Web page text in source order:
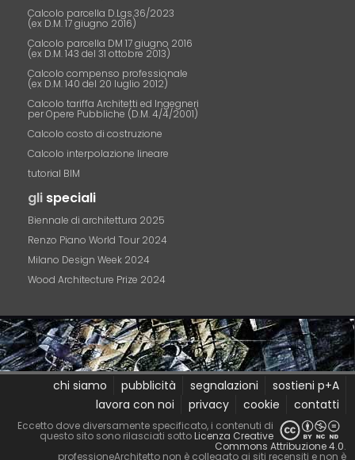
Calcolo parcella D.Lgs.36/2023
(ex D.M. 17 giugno 2016)
Calcolo parcella DM 17 giugno 2016
(ex D.M. 143 del 31 ottobre 2013)
Calcolo compenso professionale
(ex D.M. 140 del 20 luglio 2012)
Calcolo tariffa Architetti ed Ingegneri
per Opere Pubbliche (D.M. 4/4/2001)
Calcolo costo di costruzione
Calcolo interpolazione lineare
tutorial BIM
gli speciali
Biennale di architettura 2025
Renzo Piano World Tour 2024
Milano Design Week 2024
Wood Architecture Prize 2024
chi siamo pubblicità segnalazioni
sostieni p+A
lavora con noi
privacy cookie contatti
Eccetto dove diversamente specificato, i contenuti di
questo sito sono rilasciati sottoLicenza Creative
Commons Attribuzione 4.0.
professioneArchitetto non è collegato ai siti recensiti e non è